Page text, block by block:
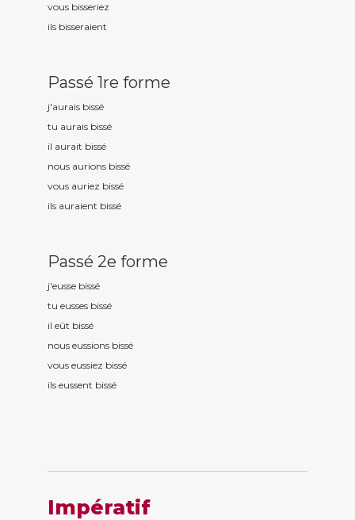
vous bisseriez
ils bisseraient
Passé 1re forme
j'aurais bissé
tu aurais bissé
il aurait bissé
nous aurions bissé
vous auriez bissé
ils auraient bissé
Passé 2e forme
j'eusse bissé
tu eusses bissé
il eût bissé
nous eussions bissé
vous eussiez bissé
ils eussent bissé
Impératif